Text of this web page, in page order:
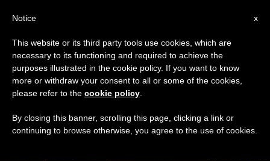
TAG
Posts Tagged ‘serbia’
ULTIME NOTIZIE
x
Notice
This website or its third party tools use cookies, which are
necessary to its functioning and required to achieve the
purposes illustrated in the cookie policy. If you want to know
more or withdraw your consent to all or some of the cookies,
please refer to the cookie policy
By closing this banner, scrolling this page, clicking a link or
continuing to browse otherwise, you agree to the use of cookies.